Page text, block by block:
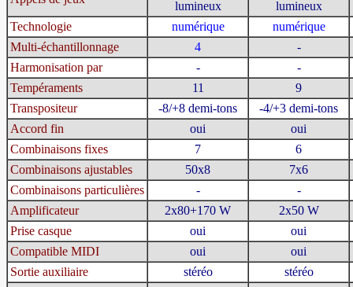
lumineux
lumineux
Technologie
numérique
numérique
Multi-échantillonnage
4
-
Harmonisation par
-
-
Tempéraments
11
9
Transpositeur
-8/+8 demi-tons
-4/+3 demi-tons
Accord fin
oui
oui
Combinaisons fixes
7
6
Combinaisons ajustables
50x8
7x6
Combinaisons particulières
-
-
Amplificateur
2x80+170 W
2x50 W
Prise casque
oui
oui
Compatible MIDI
oui
oui
Sortie auxiliaire
stéréo
stéréo